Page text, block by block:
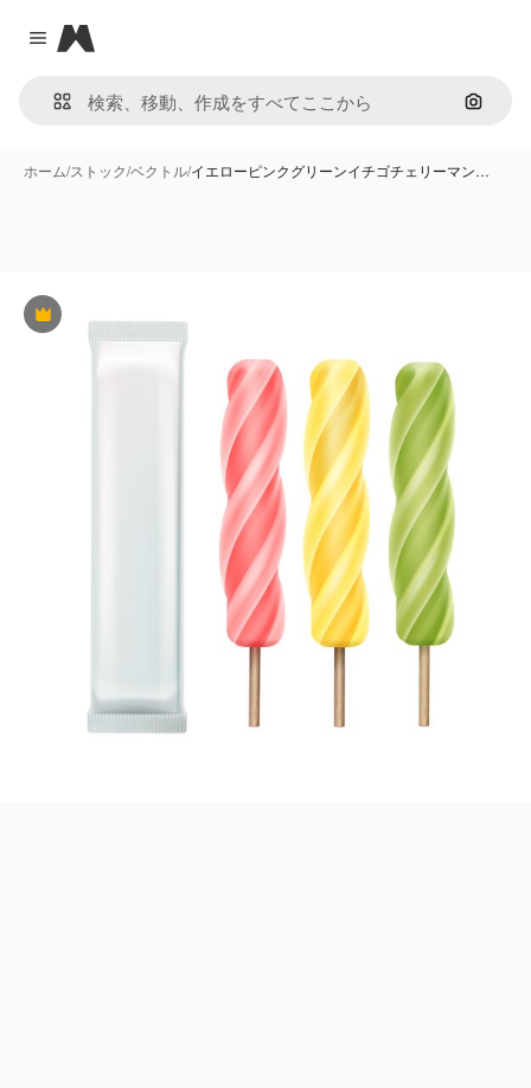
Close menu
Magnific
画像で
ホーム/ストック/ベクトル/イエローピンクグリーンイチゴチェリーマン…
Premium